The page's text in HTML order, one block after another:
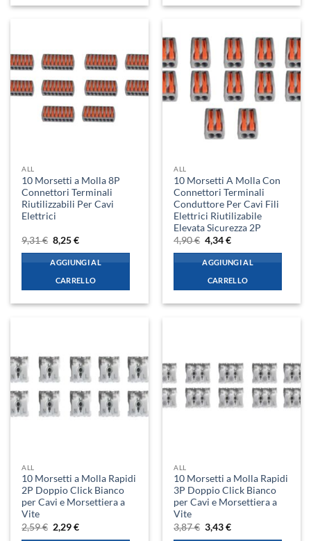
ALL
10 Morsetti a Molla 8P
Connettori Terminali
Riutilizzabili Per Cavi
Elettrici
9,31€ Il
prezzo
originale
era:
9,31 €.
8,25€Il
attuale
è:
8,25 €.
AGGIUNGI AL
CARRELLO
ALL
10 Morsetti A Molla Con
Connettori Terminali
Conduttore Per Cavi Fili
Elettrici Riutilizabile
Elevata Sicurezza 2P
4,90€ Il
prezzo
originale
era:
4,90 €.
4,34€Il
attuale
è:
4,34 €.
AGGIUNGI AL
CARRELLO
ALL
10 Morsetti a Molla Rapidi
2P Doppio Click Bianco
per Cavi e Morsettiera a
Vite
2,59€ Il
prezzo
2,29€Il
ALL
10 Morsetti a Molla Rapidi
3P Doppio Click Bianco
per Cavi e Morsettiera a
Vite
3,87€ Il
prezzo
3,43€Il